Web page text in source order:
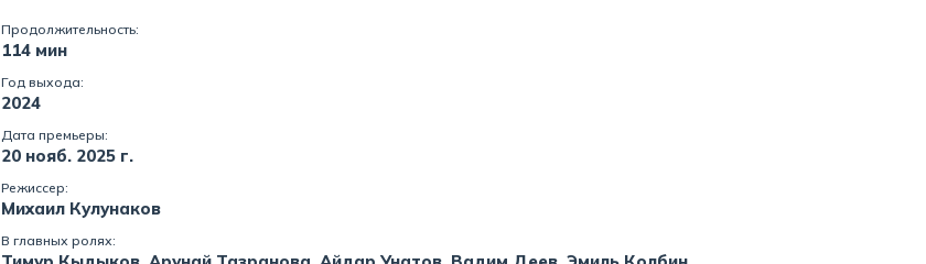
Продолжительность:
114 мин
Год выхода:
2024
Дата премьеры:
20 нояб. 2025 г.
Режиссер:
Михаил Кулунаков
В главных ролях: